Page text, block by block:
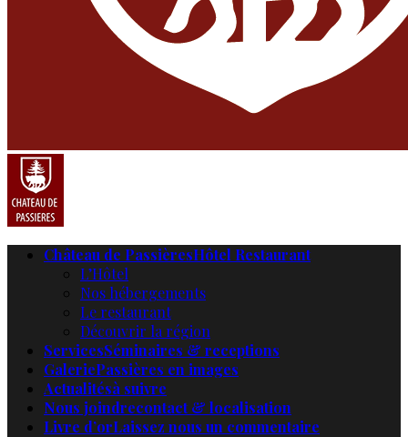
Château de PassièresHôtel Restaurant
L’Hôtel
Nos hébergements
Le restaurant
Découvrir la région
ServicesSéminaires & receptions
GaleriePassières en images
Actualitésà suivre
Nous joindrecontact & localisation
Livre d’orLaissez nous un commentaire